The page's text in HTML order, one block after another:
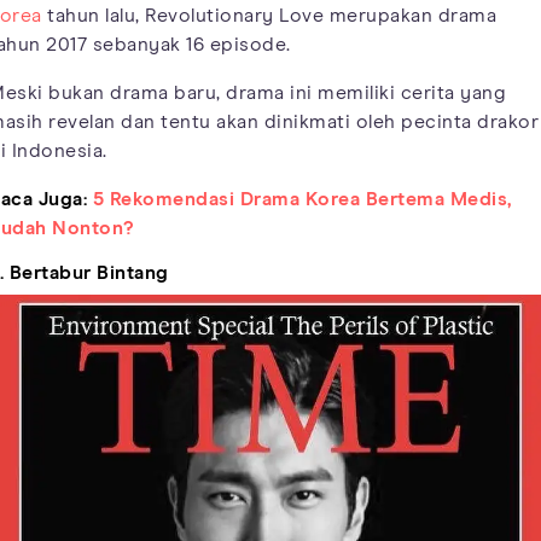
tahun lalu, Revolutionary Love merupakan drama
2017 sebanyak 16 episode.
bukan drama baru, drama ini memiliki cerita yang
revelan dan tentu akan dinikmati oleh pecinta drakor
Indonesia.
Juga: 5 Rekomendasi Drama Korea Bertema Medis,
Nonton?
Bertabur Bintang